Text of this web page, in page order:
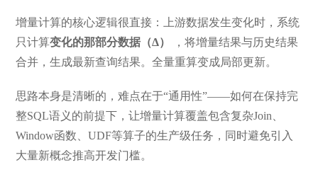
增量计算的核心逻辑很直接：上游数据发生变化时，系统
只计算变化的那部分数据（Δ）
，将增量结果与历史结果
合并，生成最新查询结果。全量重算变成局部更新。
思路本身是清晰的，难点在于“通用性”——如何在保持完
整SQL语义的前提下，让增量计算覆盖包含复杂Join、
Window函数、UDF等算子的生产级任务，同时避免引入
大量新概念推高开发门槛。